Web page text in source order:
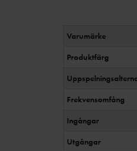
Varumärke
Produktfärg
Frekvensomfång
Ingångar
Utgångar